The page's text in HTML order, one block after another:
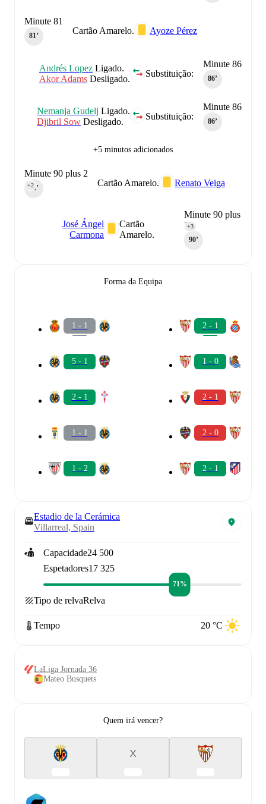
Cartão Amarelo. Ayoze Pérez
Minute 81
81‎’‎
Minute 86
86‎’‎
Substituição:
Andrés Lopez Ligado.
Akor Adams Desligado.
Minute 86
86‎’‎
Substituição:
Nemanja Gudelj Ligado.
Djibril Sow Desligado.
+5 minutos adicionados
Cartão Amarelo. Renato Veiga
Minute 90 plus 2
90‎’‎
+2
Minute 90 plus
3
90‎’‎
+3
Cartão
Amarelo.
José Ángel
Carmona
Forma da Equipa
1 - 1
5 - 1
2 - 1
1 - 1
1 - 2
2 - 1
1 - 0
2 - 1
2 - 0
2 - 1
Estadio de la Cerámica
Villarreal, Spain
Capacidade24 500
Espetadores17 325
71%
Tipo de relvaRelva
Tempo 20 °C
LaLiga Jornada 36
Mateo Busquets
Quem irá vencer?
X